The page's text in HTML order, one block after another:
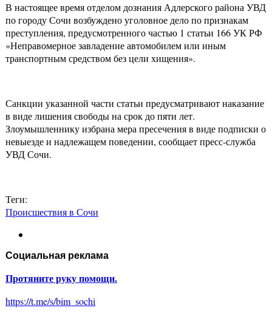
В настоящее время отделом дознания Адлерского района УВД
по городу Сочи возбуждено уголовное дело по признакам
преступления, предусмотренного частью 1 статьи 166 УК РФ
«Неправомерное завладение автомобилем или иным
транспортным средством без цели хищения».
Санкции указанной части статьи предусматривают наказание
в виде лишения свободы на срок до пяти лет.
Злоумышленнику избрана мера пресечения в виде подписки о
невыезде и надлежащем поведении, сообщает пресс-служба
УВД Сочи.
Теги:
Происшествия в Сочи
Социальная реклама
Протяните руку помощи.
https://t.me/s/bim_sochi